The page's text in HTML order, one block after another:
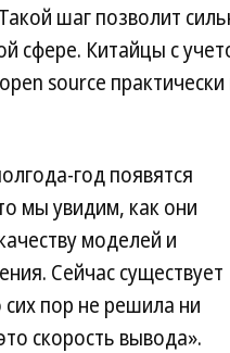
шаг позволит
сфере. Китайцы с
source
год появятся
мы увидим, как они
моделей и
Сейчас существует
пор не решила ни
скорость вывода».